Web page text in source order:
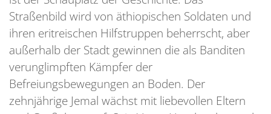
Straßenbild wird von äthiopischen Soldaten und
ihren eritreischen Hilfstruppen beherrscht, aber
außerhalb der Stadt gewinnen die als Banditen
verunglimpften Kämpfer der
Befreiungsbewegungen an Boden. Der
zehnjährige Jemal wächst mit liebevollen Eltern